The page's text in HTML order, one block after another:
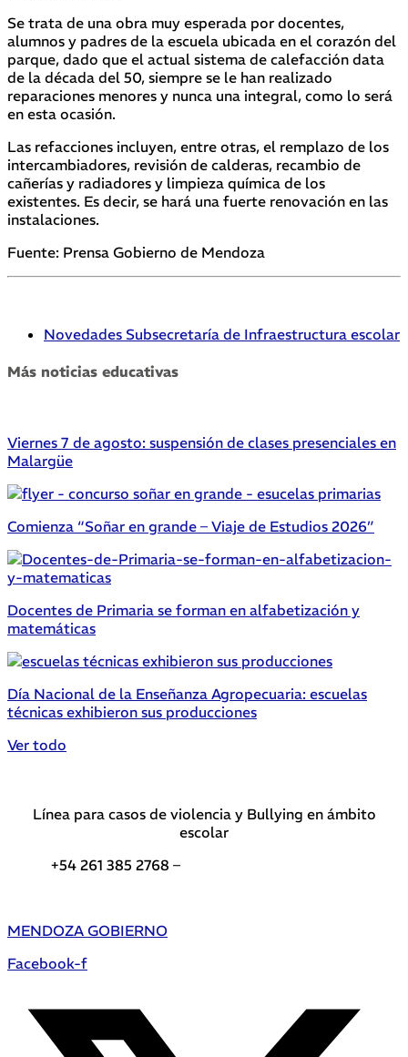
Se trata de una obra muy esperada por docentes,
alumnos y padres de la escuela ubicada en el corazón del
parque, dado que el actual sistema de calefacción data
de la década del 50, siempre se le han realizado
reparaciones menores y nunca una integral, como lo será
en esta ocasión.
Las refacciones incluyen, entre otras, el remplazo de los
intercambiadores, revisión de calderas, recambio de
cañerías y radiadores y limpieza química de los
existentes. Es decir, se hará una fuerte renovación en las
instalaciones.
Fuente: Prensa Gobierno de Mendoza
Novedades Subsecretaría de Infraestructura escolar
Más noticias educativas
Viernes 7 de agosto: suspensión de clases presenciales en
Malargüe
Comienza “Soñar en grande – Viaje de Estudios 2026”
Docentes de Primaria se forman en alfabetización y
matemáticas
Día Nacional de la Enseñanza Agropecuaria: escuelas
técnicas exhibieron sus producciones
Ver todo
Línea para casos de violencia y Bullying en ámbito
escolar
+54 261 385 2768 –
MENDOZA GOBIERNO
Facebook-f